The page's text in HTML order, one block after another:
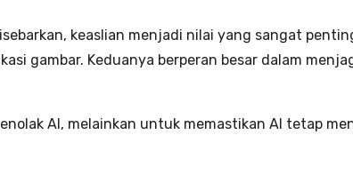
keaslian menjadi nilai yang sangat
gambar. Keduanya berperan besar dalam
AI, melainkan untuk memastikan AI tetap